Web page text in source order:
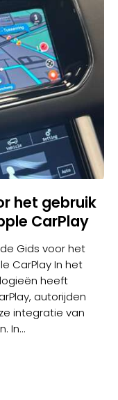
het gebruik
CarPlay
Gids voor het
CarPlay In het
heeft
, autorijden
integratie van
In...